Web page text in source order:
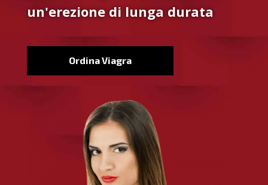
un'erezione di lunga durata
Ordina Viagra